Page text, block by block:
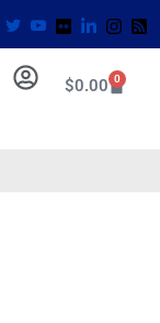
$0.00 0